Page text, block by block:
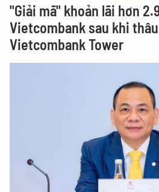
"Giải mã" khoản lãi hơn
Vietcombank sau khi
Vietcombank Tower